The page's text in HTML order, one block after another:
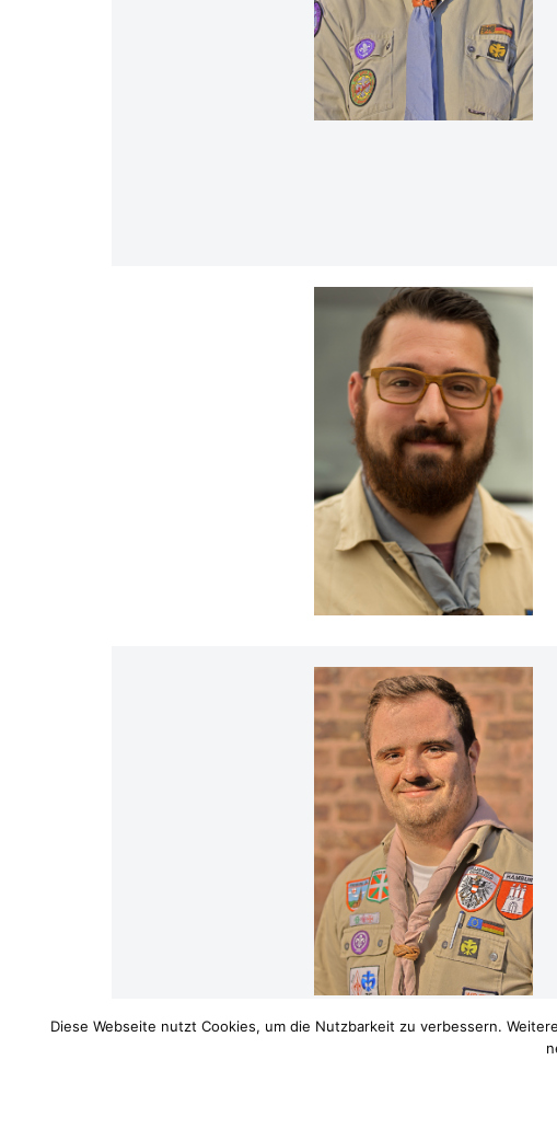
Diese Webseite nutzt Cookies, um die Nutzbarkeit zu verbessern.